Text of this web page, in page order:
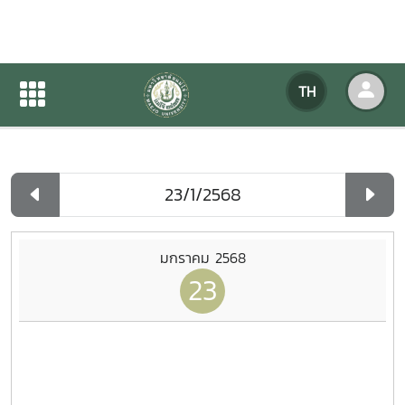
TH
ปฏิทินกิจกรรมของหน่วยงาน
ปฏิทินกิจกรรมของหน่วยงาน
มกราคม 2568
23